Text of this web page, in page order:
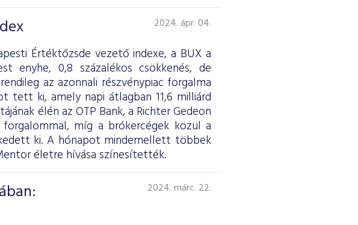
2024. ápr. 04.
Értéktőzsde vezető indexe, a BUX a
enyhe, 0,8 százalékos csökkenés, de
az azonnali részvénypiac forgalma
ki, amely napi átlagban 11,6 milliárd
élén az OTP Bank, a Richter Gedeon
míg a brókercégek közül a
ki. A hónapot mindemellett többek
életre hívása színesítették.
2024. márc. 22.